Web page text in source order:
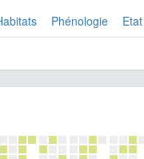
Phénologie